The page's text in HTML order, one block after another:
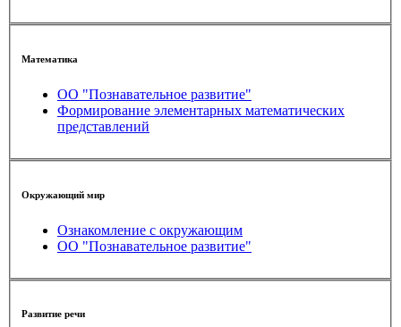
Математика
ОО "Познавательное развитие"
Формирование элементарных математических
представлений
Окружающий мир
Ознакомление с окружающим
ОО "Познавательное развитие"
Развитие речи